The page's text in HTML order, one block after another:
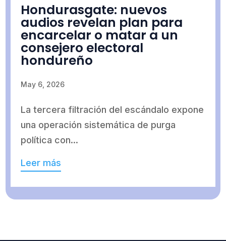
Hondurasgate: nuevos
audios revelan plan para
encarcelar o matar a un
consejero electoral
hondureño
May 6, 2026
La tercera filtración del escándalo expone
una operación sistemática de purga
política con...
Leer más